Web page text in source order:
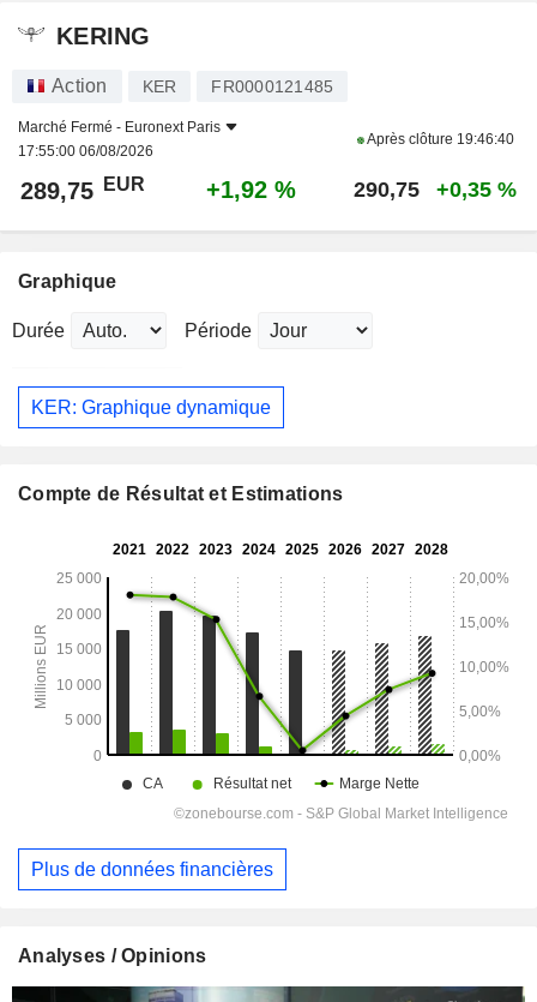
KERING
Action KER FR0000121485
Marché Fermé - Euronext Paris
17:55:00 06/08/2026
Après clôture 19:46:40
289,75 EUR +1,92 % 290,75 +0,35 %
Graphique
Durée Période
KER: Graphique dynamique
Compte de Résultat et Estimations
Plus de données financières
Analyses / Opinions